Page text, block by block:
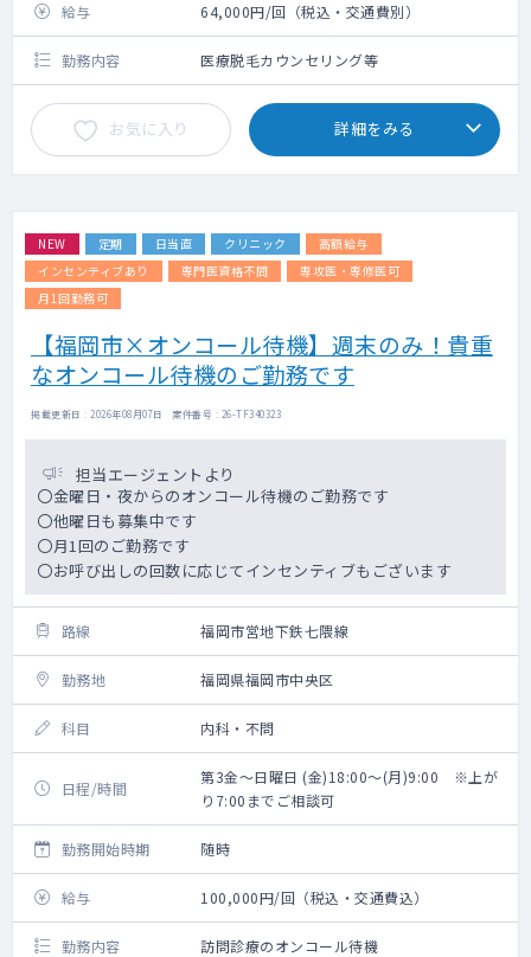
給与 64,000円/回（税込・交通費別）
勤務内容 医療脱毛カウンセリング等
お気に入り 詳細をみる
NEW 定期 日当直 クリニック
高額給与
インセンティブあり
専門医資格不問
専攻医・専修医可
月1回勤務可
【福岡市×オンコール待機】週末のみ！貴重
なオンコール待機のご勤務です
掲載更新日 : 2026年08月07日 案件番号 : 26-TF340323
担当エージェントより
〇金曜日・夜からのオンコール待機のご勤務です
〇他曜日も募集中です
〇月1回のご勤務です
〇お呼び出しの回数に応じてインセンティブもございます
路線 福岡市営地下鉄七隈線
勤務地 福岡県福岡市中央区
科目 内科・不問
日程/時間
第3金～日曜日 (金)18:00～(月)9:00 ※上が
り7:00までご相談可
勤務開始時期 随時
給与 100,000円/回（税込・交通費込）
勤務内容 訪問診療のオンコール待機